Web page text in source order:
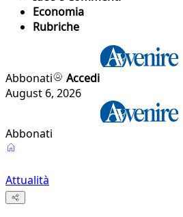
Economia
Rubriche
Abbonati
Accedi
August 6, 2026
Abbonati
Attualità